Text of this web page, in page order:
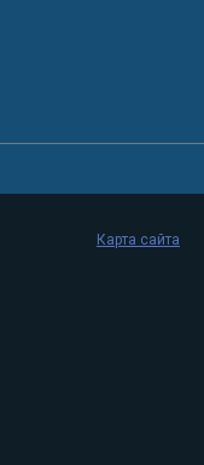
Карта сайта